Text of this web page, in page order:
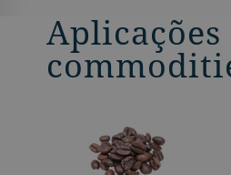
Aplicações